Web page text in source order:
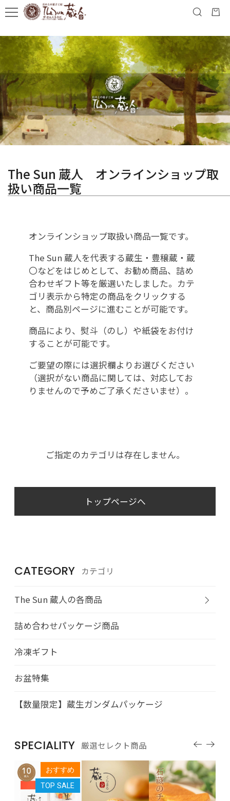
CATEGORY カテゴリ
The Sun 蔵人の各商品
詰め合わせパッケージ商品
冷凍ギフト
お盆特集
【数量限定】蔵生ガンダムパッケージ
SPECIALITY 厳選セレクト商品
おすすめ
TOP SALE
The Sun 蔵人 オンラインショップ取
扱い商品一覧
オンラインショップ取扱い商品一覧です。
The Sun 蔵人を代表する蔵生・豊穣蔵・蔵
〇などをはじめとして、お勧め商品、詰め
合わせギフト等を厳選いたしました。カテ
ゴリ表示から特定の商品をクリックする
と、商品別ページに進むことが可能です。
商品により、熨斗（のし）や紙袋をお付け
することが可能です。
ご要望の際には選択欄よりお選びください
（選択がない商品に関しては、対応してお
りませんので予めご了承くださいませ）。
ご指定のカテゴリは存在しません。
トップページへ